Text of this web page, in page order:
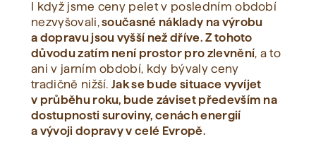
I když jsme ceny pelet v posledním období
nezvyšovali,současné náklady na výrobu
a dopravu jsou vyšší než dříve. Z tohoto
důvodu zatím není prostor pro zlevnění, a to
ani v jarním období, kdy bývaly ceny
tradičně nižší.Jak se bude situace vyvíjet
v průběhu roku, bude záviset především na
dostupnosti suroviny, cenách energií
a vývoji dopravy v celé Evropě.